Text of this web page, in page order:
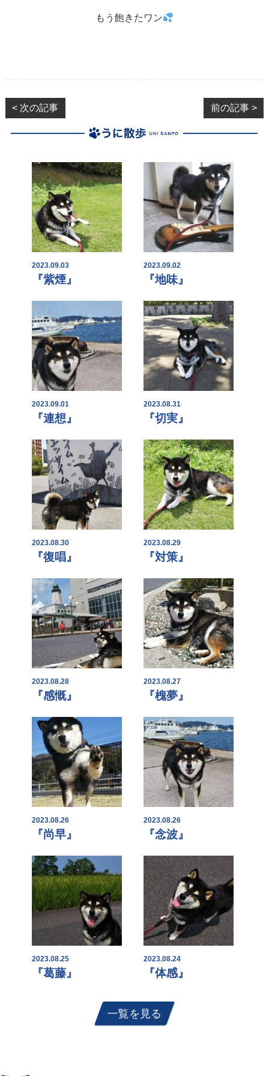
もう飽きたワン
< 次の記事 前の記事 >
2023.09.03
『紫煙』
2023.09.02
『地味』
2023.09.01
『連想』
2023.08.31
『切実』
2023.08.30
『復唱』
2023.08.29
『対策』
2023.08.28
『感慨』
2023.08.27
『槐夢』
2023.08.26
『尚早』
2023.08.26
『念波』
2023.08.25
『葛藤』
2023.08.24
『体感』
一覧を見る